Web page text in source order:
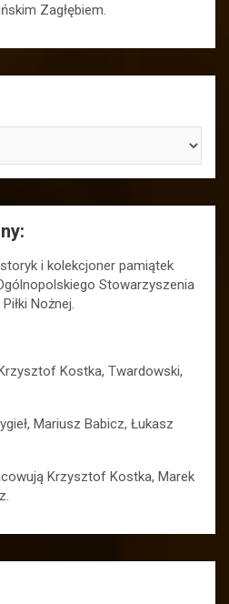
Zagłębiem.
i kolekcjoner pamiątek
Stowarzyszenia
Nożnej.
Kostka, Twardowski,
Mariusz Babicz, Łukasz
Krzysztof Kostka, Marek